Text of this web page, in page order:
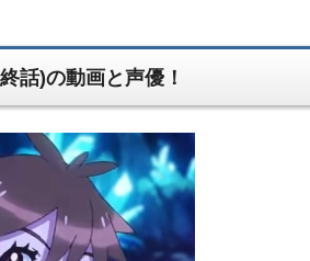
話)の動画と声優！